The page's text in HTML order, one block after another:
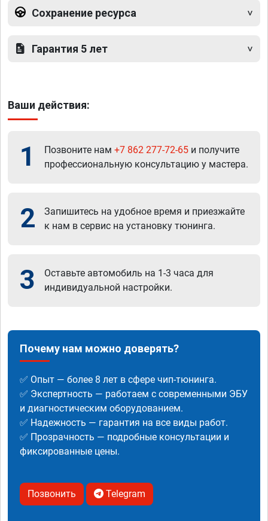
Сохранение ресурса
Гарантия 5 лет
Ваши действия:
1 Позвоните нам +7 862 277-72-65 и получите
профессиональную консультацию у мастера.
2
Запишитесь на удобное время и приезжайте
к нам в сервис на установку тюнинга.
3
Оставьте автомобиль на 1-3 часа для
индивидуальной настройки.
Почему нам можно доверять?
✅ Опыт — более 8 лет в сфере чип-тюнинга.
✅ Экспертность — работаем с современными ЭБУ
и диагностическим оборудованием.
✅ Надежность — гарантия на все виды работ.
✅ Прозрачность — подробные консультации и
фиксированные цены.
Позвонить Telegram